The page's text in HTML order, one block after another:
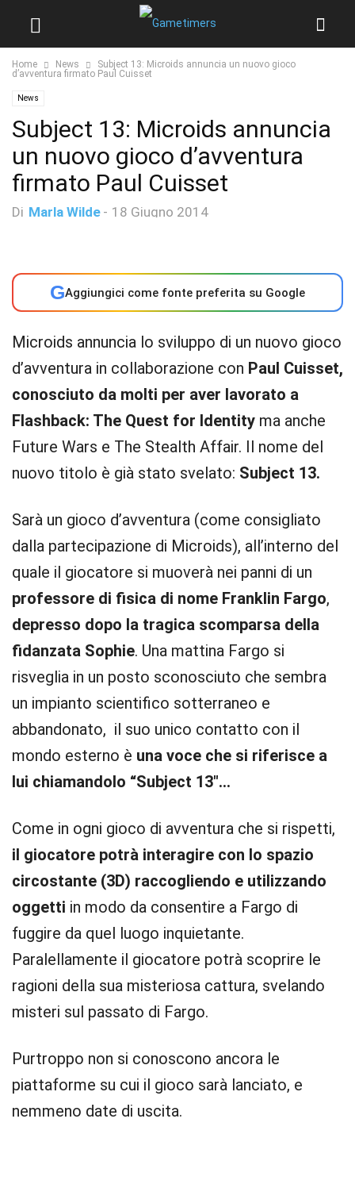
Home News
Subject 13: Microids annuncia un nuovo gioco
d’avventura firmato Paul Cuisset
News
Subject 13: Microids annuncia
un nuovo gioco d’avventura
firmato Paul Cuisset
Di Marla Wilde - 18 Giugno 2014
GAggiungici come fonte preferita su Google
Microids annuncia lo sviluppo di un nuovo gioco
d’avventura in collaborazione con Paul Cuisset,
conosciuto da molti per aver lavorato a
Flashback: The Quest for Identity ma anche
Future Wars e The Stealth Affair. Il nome del
nuovo titolo è già stato svelato: Subject 13.
Sarà un gioco d’avventura (come consigliato
dalla partecipazione di Microids), all’interno del
quale il giocatore si muoverà nei panni di un
professore di fisica di nome Franklin Fargo,
depresso dopo la tragica scomparsa della
fidanzata Sophie. Una mattina Fargo si
risveglia in un posto sconosciuto che sembra
un impianto scientifico sotterraneo e
abbandonato, il suo unico contatto con il
mondo esterno è una voce che si riferisce a
lui chiamandolo “Subject 13″…
Come in ogni gioco di avventura che si rispetti,
il giocatore potrà interagire con lo spazio
circostante (3D) raccogliendo e utilizzando
oggetti in modo da consentire a Fargo di
fuggire da quel luogo inquietante.
Paralellamente il giocatore potrà scoprire le
ragioni della sua misteriosa cattura, svelando
misteri sul passato di Fargo.
Purtroppo non si conoscono ancora le
piattaforme su cui il gioco sarà lanciato, e
nemmeno date di uscita.